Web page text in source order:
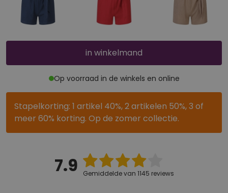
in winkelmand
Op voorraad in de winkels en online
Stapelkorting: 1 artikel 40%, 2 artikelen 50%, 3 of
meer 60% korting. Op de zomer collectie.
7.9 Gemiddelde van 1145 reviews